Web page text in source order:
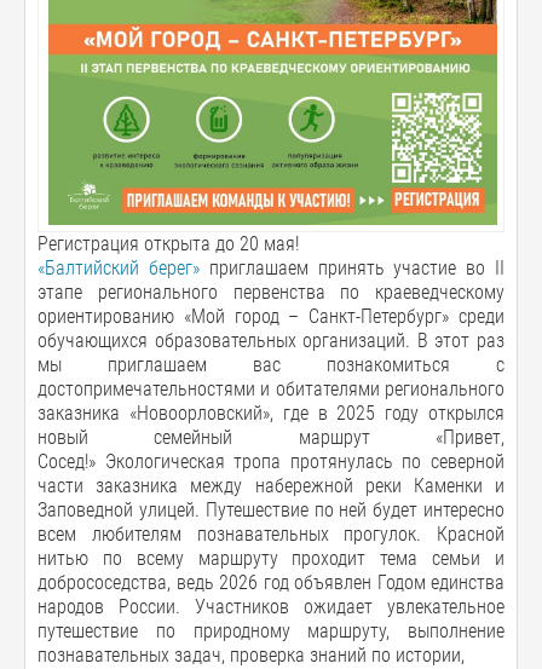
Регистрация открыта до 20 мая!
«Балтийский берег»приглашаем принять участие во ІІ
этапе регионального первенства по краеведческому
ориентированию «Мой город – Санкт-Петербург» среди
обучающихся образовательных организаций. В этот раз
мы приглашаем вас познакомиться с
достопримечательностями и обитателями регионального
заказника «Новоорловский», где в 2025 году открылся
новый семейный маршрут «Привет,
Сосед!» Экологическая тропа протянулась по северной
части заказника между набережной реки Каменки и
Заповедной улицей. Путешествие по ней будет интересно
всем любителям познавательных прогулок. Красной
нитью по всему маршруту проходит тема семьи и
добрососедства, ведь 2026 год объявлен Годом единства
народов России. Участников ожидает увлекательное
путешествие по природному маршруту, выполнение
познавательных задач, проверка знаний по истории,